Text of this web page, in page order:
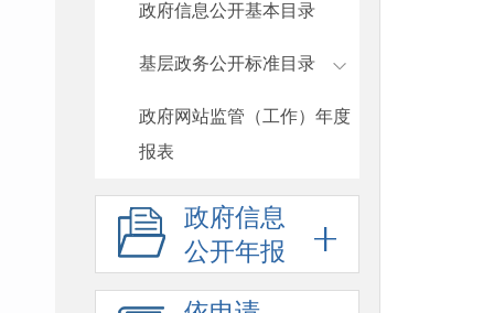
政府信息公开基本目录
基层政务公开标准目录
政府网站监管（工作）年度
报表
政府信息
公开年报